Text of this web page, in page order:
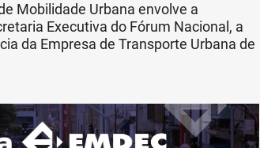
Mobilidade Urbana envolve a
Executiva do Fórum Nacional, a
da Empresa de Transporte Urbana de